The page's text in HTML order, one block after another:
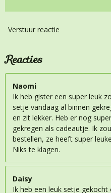
Verstuur reactie
Reacties
Naomi
Ik heb gister een super leuk
setje vandaag al binnen
en zit lekker. Heb er nog
gekregen als cadeautje. Ik
bestellen, ze heeft super
Niks te klagen.
Daisy
Ik heb een leuk setje